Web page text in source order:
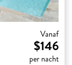
Vanaf
$146
per nacht